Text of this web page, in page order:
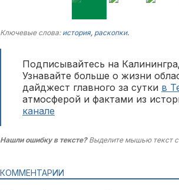
Ключевые слова: история, раскопки.
Подписывайтесь на
Узнавайте больше о жизни
дайджест главного за сутки в
атмосферой и фактами из
канале
Нашли ошибку в тексте?Выделите мышью текст
КОММЕНТАРИИ